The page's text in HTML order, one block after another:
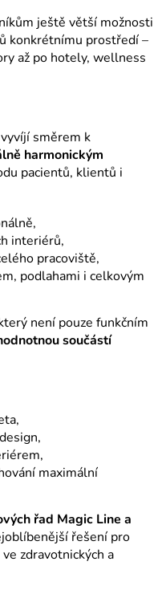
ještě větší možnosti
konkrétnímu prostředí –
až po hotely, wellness
směrem k
harmonickým
pacientů, klientů i
interiérů,
pracoviště,
podlahami i celkovým
není pouze funkčním
součástí
maximální
řad Magic Line a
řešení pro
zdravotnických a